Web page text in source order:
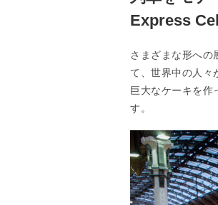
Express
さまざまな形への
て、世界中の人々
巨大なケーキを
す。